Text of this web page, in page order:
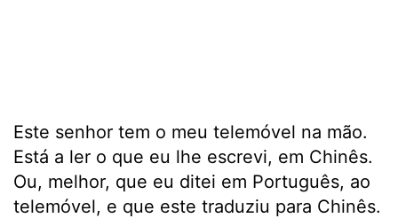
Este senhor tem o meu telemóvel na mão.
Está a ler o que eu lhe escrevi, em Chinês.
Ou, melhor, que eu ditei em Português, ao
telemóvel, e que este traduziu para Chinês.